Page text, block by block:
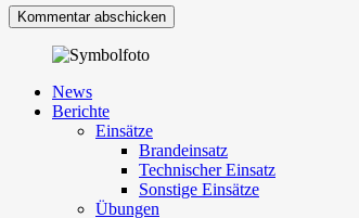
News
Berichte
Einsätze
Brandeinsatz
Technischer Einsatz
Sonstige Einsätze
Übungen